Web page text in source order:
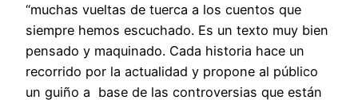
“muchas vueltas de tuerca a los cuentos que
siempre hemos escuchado. Es un texto muy bien
pensado y maquinado. Cada historia hace un
recorrido por la actualidad y propone al público
un guiño a base de las controversias que están